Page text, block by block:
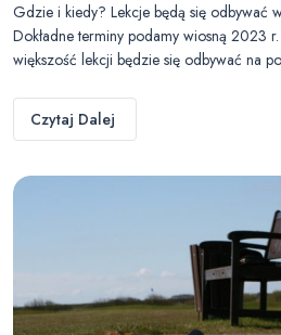
Gdzie i kiedy? Lekcje będą się odbywać
Dokładne terminy podamy wiosną 2023
większość lekcji będzie się odbywać na
Czytaj Dalej